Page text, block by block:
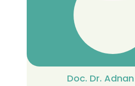
Doc. Dr. Adnan